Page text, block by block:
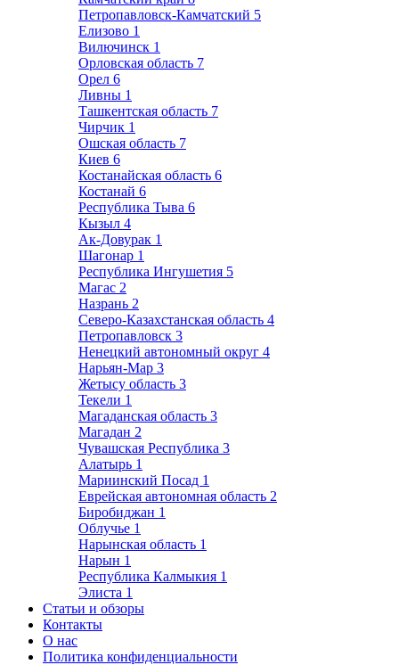
Петропавловск-Камчатский 5
Елизово 1
Вилючинск 1
Орловская область 7
Орел 6
Ливны 1
Ташкентская область 7
Чирчик 1
Ошская область 7
Киев 6
Костанайская область 6
Костанай 6
Республика Тыва 6
Кызыл 4
Ак-Довурак 1
Шагонар 1
Республика Ингушетия 5
Магас 2
Назрань 2
Северо-Казахстанская область 4
Петропавловск 3
Ненецкий автономный округ 4
Нарьян-Мар 3
Жетысу область 3
Текели 1
Магаданская область 3
Магадан 2
Чувашская Республика 3
Алатырь 1
Мариинский Посад 1
Еврейская автономная область 2
Биробиджан 1
Облучье 1
Нарынская область 1
Нарын 1
Республика Калмыкия 1
Элиста 1
Статьи и обзоры
Контакты
О нас
Политика конфиденциальности